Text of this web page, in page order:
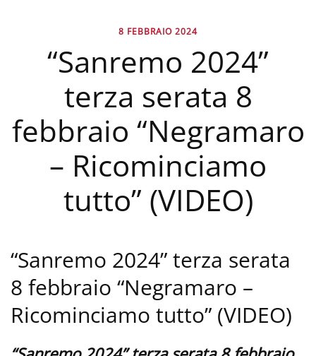
8 FEBBRAIO 2024
“Sanremo 2024”
terza serata 8
febbraio “Negramaro
– Ricominciamo
tutto” (VIDEO)
“Sanremo 2024” terza serata
8 febbraio “Negramaro –
Ricominciamo tutto” (VIDEO)